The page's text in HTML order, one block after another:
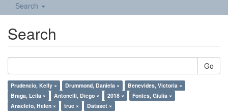
Search
Search
Go
Prudencio, Kelly × Drummond, Daniela ×
Benevides, Victoria ×
Braga, Leila ×
Antonelli, Diego × 2018 ×
Fontes, Giulia ×
Anacleto, Helen ×
true × Dataset ×